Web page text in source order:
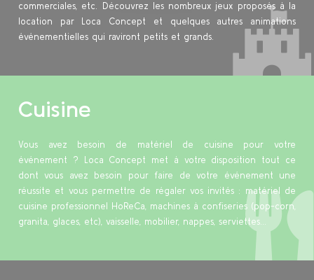
commerciales, etc. Découvrez les nombreux jeux proposés à la
location par Loca Concept et quelques autres animations
événementielles qui raviront petits et grands.
Cuisine
Vous avez besoin de matériel de cuisine pour votre
événement ? Loca Concept met à votre disposition tout ce
dont vous avez besoin pour faire de votre événement une
réussite et vous permettre de régaler vos invités : matériel de
cuisine professionnel HoReCa, machines à confiseries (pop-corn,
granita, glaces, etc), vaisselle, mobilier, nappes, serviettes...